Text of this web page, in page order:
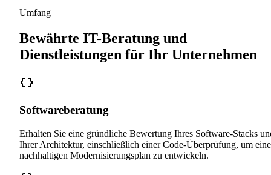
Umfang
Bewährte IT-Beratung und
Dienstleistungen für Ihr Unternehmen
Softwareberatung
Erhalten Sie eine gründliche Bewertung Ihres Software-Stacks
Ihrer Architektur, einschließlich einer Code-Überprüfung, um
nachhaltigen Modernisierungsplan zu entwickeln.